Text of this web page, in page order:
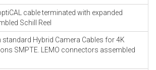
cable terminated with expanded
Schill Reel
standard Hybrid Camera Cables for 4K
SMPTE. LEMO connectors assembled